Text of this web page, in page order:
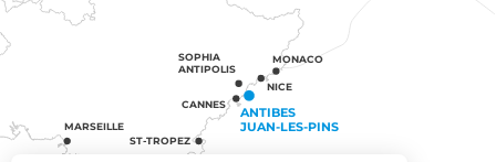
ST-TROPEZ
MARSEILLE
CANNES
ANTIBES
JUAN-LES-PINS
SOPHIA
ANTIPOLIS
NICE
MONACO